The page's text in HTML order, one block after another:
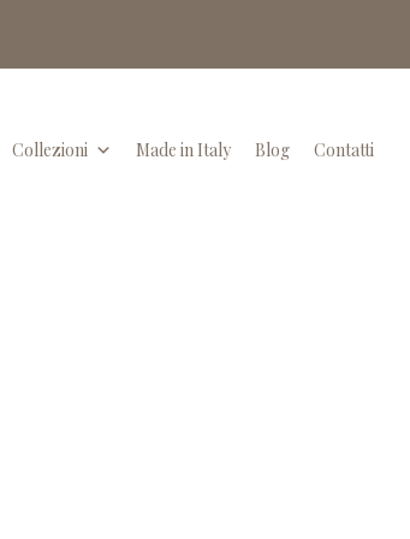
Collezioni Made in Italy Blog Contatti